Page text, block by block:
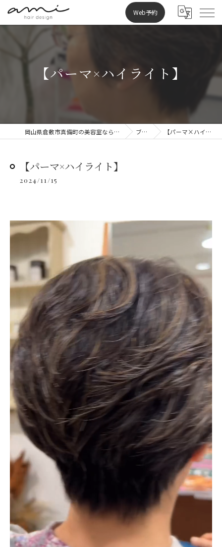
Web予約
【パーマ×ハイライト】
岡山県倉敷市真備町の美容室ならami hair design ブログ 【パーマ×ハイライト】
【パーマ×ハイライト】
2024/11/15